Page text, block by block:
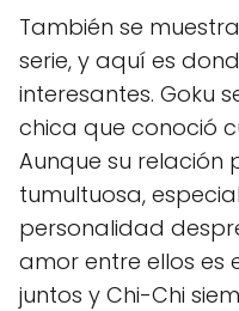
También se
serie, y aquí es
interesantes. Goku
chica que conoció
Aunque su relación
tumultuosa,
personalidad
amor entre ellos es
juntos y Chi-Chi